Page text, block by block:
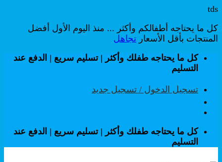
tds
كل ما يحتاجه أطفالكم وأكثر ... منذ اليوم الأول أفضل
المنتجات بأقل الأسعار تجاهل
تخطي
للمحتوى
كل ما يحتاجه طفلك وأكثر | تسليم سريع | الدفع عند
التسليم
تسجيل الدخول / تسجيل جديد
كل ما يحتاجه طفلك وأكثر | تسليم سريع | الدفع عند
التسليم